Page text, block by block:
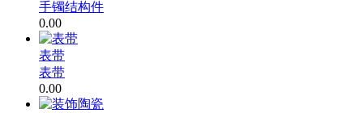
手镯结构件
0.00
表带
表带
0.00